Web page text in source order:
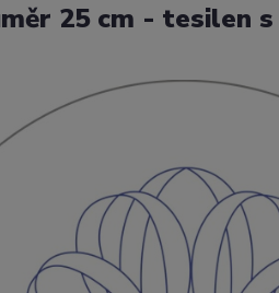
25 cm - tesilen